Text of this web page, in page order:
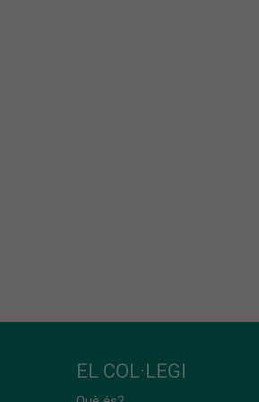
EL COL·LEGI